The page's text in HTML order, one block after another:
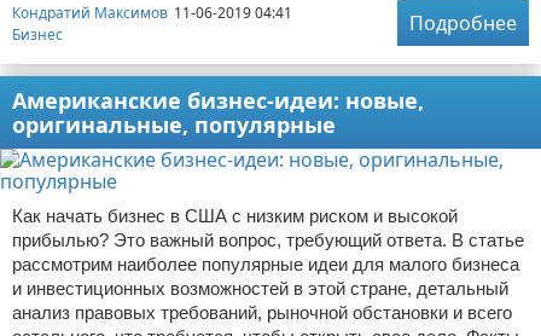
Кондратий Максимов 11-06-2019 04:41
Бизнес
Подробнее
Американские бизнес-идеи: новые,
оригинальные, популярные
Как начать бизнес в США с низким риском и высокой
прибылью? Это важный вопрос, требующий ответа. В статье
рассмотрим наиболее популярные идеи для малого бизнеса
и инвестиционных возможностей в этой стране, детальный
анализ правовых требований, рыночной обстановки и всего